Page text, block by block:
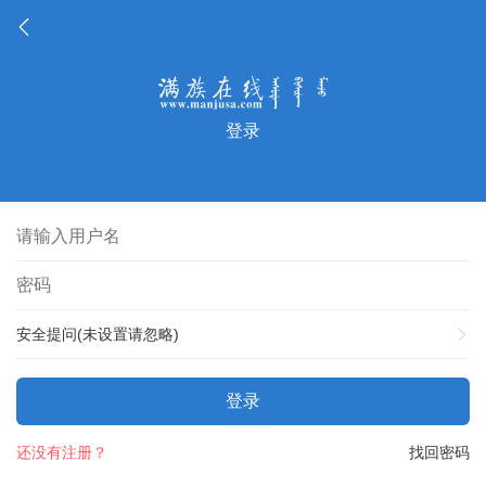
登录
安全提问(未设置请忽略)
登录
找回密码
还没有注册？